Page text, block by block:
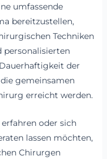
umfassende
bereitzustellen,
Techniken
personalisierten
der
gemeinsamen
erreicht werden.
oder sich
lassen möchten,
Chirurgen